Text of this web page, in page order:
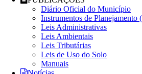
Diário Oficial do Município
Instrumentos de
Leis Administrativas
Leis Ambientais
Leis Tributárias
Leis de Uso do Solo
Manuais